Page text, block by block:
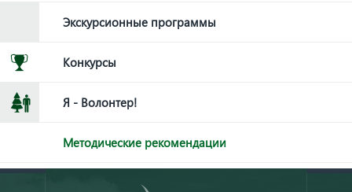
Экскурсионные программы
Конкурсы
Я - Волонтер!
Методические рекомендации